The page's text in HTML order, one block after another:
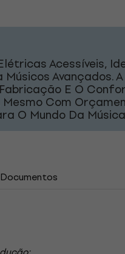
Acessíveis,
Avançados.
E O
Mesmo Com
O Mundo Da
Documentos